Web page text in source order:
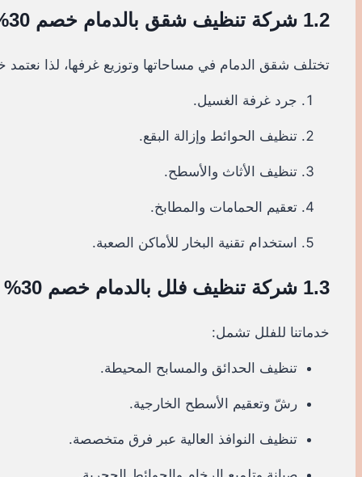
1.2 شركة تنظيف شقق بالدمام خصم 30%
تختلف شقق الدمام في مساحاتها وتوزيع غرفها، لذا
جرد غرفة الغسيل.
تنظيف الحوائط وإزالة البقع.
تنظيف الأثاث والأسطح.
تعقيم الحمامات والمطابخ.
استخدام تقنية البخار للأماكن الصعبة.
1.3 شركة تنظيف فلل بالدمام خصم 30%
خدماتنا للفلل تشمل:
تنظيف الحدائق والمسابح المحيطة.
رشّ وتعقيم الأسطح الخارجية.
تنظيف النوافذ العالية عبر فرق متخصصة.